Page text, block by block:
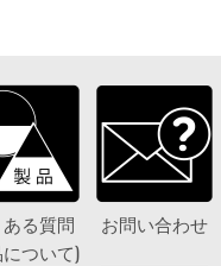
る質問
ついて)
お問い合わせ